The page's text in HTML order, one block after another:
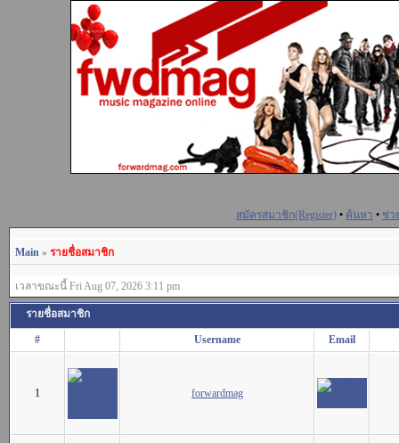
สมัครสมาชิก(Register) • ค้นหา • ช่ว
Main » รายชื่อสมาชิก
เวลาขณะนี้ Fri Aug 07, 2026 3:11 pm
รายชื่อสมาชิก
# Username Email
1 forwardmag